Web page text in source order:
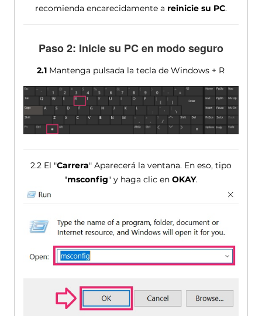
recomienda encarecidamente a reinicie su PC.
Paso 2: Inicie su PC en modo seguro
2.1 Mantenga pulsada la tecla de Windows + R
2.2 El "Carrera" Aparecerá la ventana. En eso, tipo
"msconfig" y haga clic en OKAY.